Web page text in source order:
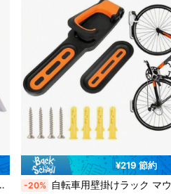
¥219 節約
-20% 自転車用壁掛けラック マウンテンバイク ロードバイク 収納用フック 自転車スタンド サイクリングアクセサリー 自転車壁掛け収納ラック